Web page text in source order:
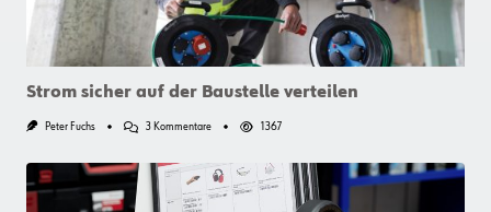
Strom sicher auf der Baustelle verteilen
Peter Fuchs 3 KommentareZu
Auf
Der
1367